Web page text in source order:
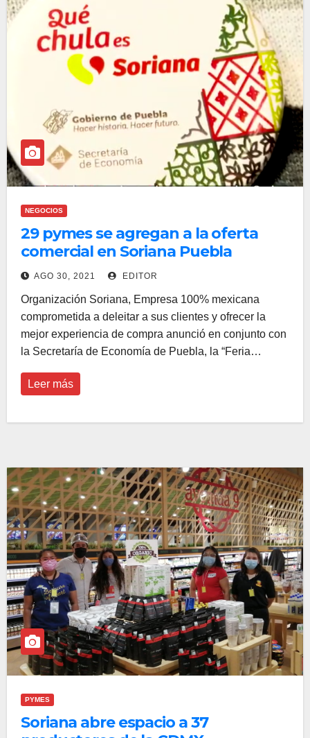
NEGOCIOS
29 pymes se agregan a la oferta
comercial en Soriana Puebla
AGO 30, 2021 EDITOR
Organización Soriana, Empresa 100% mexicana
comprometida a deleitar a sus clientes y ofrecer la
mejor experiencia de compra anunció en conjunto con
la Secretaría de Economía de Puebla, la “Feria…
Leer más
PYMES
Soriana abre espacio a 37